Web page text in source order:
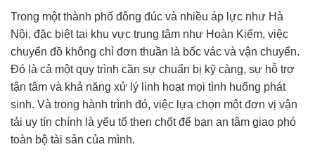
Trong một thành phố đông đúc và nhiều áp lực như Hà
Nội, đặc biệt tại khu vực trung tâm như Hoàn Kiếm, việc
chuyển đồ không chỉ đơn thuần là bốc vác và vận chuyển.
Đó là cả một quy trình cần sự chuẩn bị kỹ càng, sự hỗ trợ
tận tâm và khả năng xử lý linh hoạt mọi tình huống phát
sinh. Và trong hành trình đó, việc lựa chọn một đơn vị vận
tải uy tín chính là yếu tố then chốt để bạn an tâm giao phó
toàn bộ tài sản của mình.